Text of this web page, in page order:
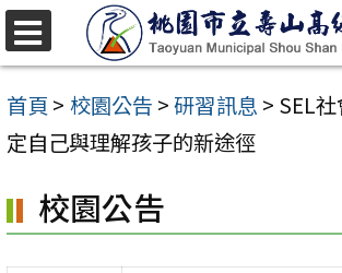
跳
至
主
要
容
區
首頁 > 校園公告 >研習訊息 > SEL
定自己與理解孩子的新途徑
校園公告
選
單